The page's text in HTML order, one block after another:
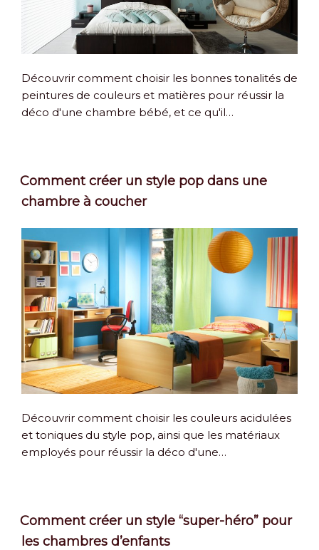
Découvrir comment choisir les bonnes tonalités de
peintures de couleurs et matières pour réussir la
déco d'une chambre bébé, et ce qu'il…
Comment créer un style pop dans une
chambre à coucher
Découvrir comment choisir les couleurs acidulées
et toniques du style pop, ainsi que les matériaux
employés pour réussir la déco d'une…
Comment créer un style “super-héro” pour
les chambres d’enfants